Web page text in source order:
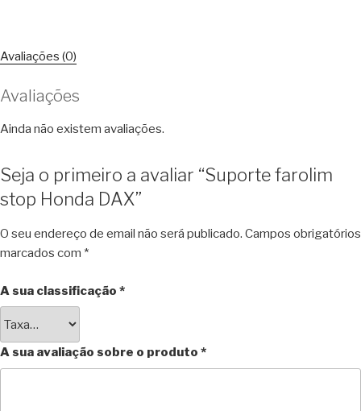
Avaliações (0)
Avaliações
Ainda não existem avaliações.
Seja o primeiro a avaliar “Suporte farolim
stop Honda DAX”
O seu endereço de email não será publicado. Campos obrigatórios
marcados com *
A sua classificação *
A sua avaliação sobre o produto *